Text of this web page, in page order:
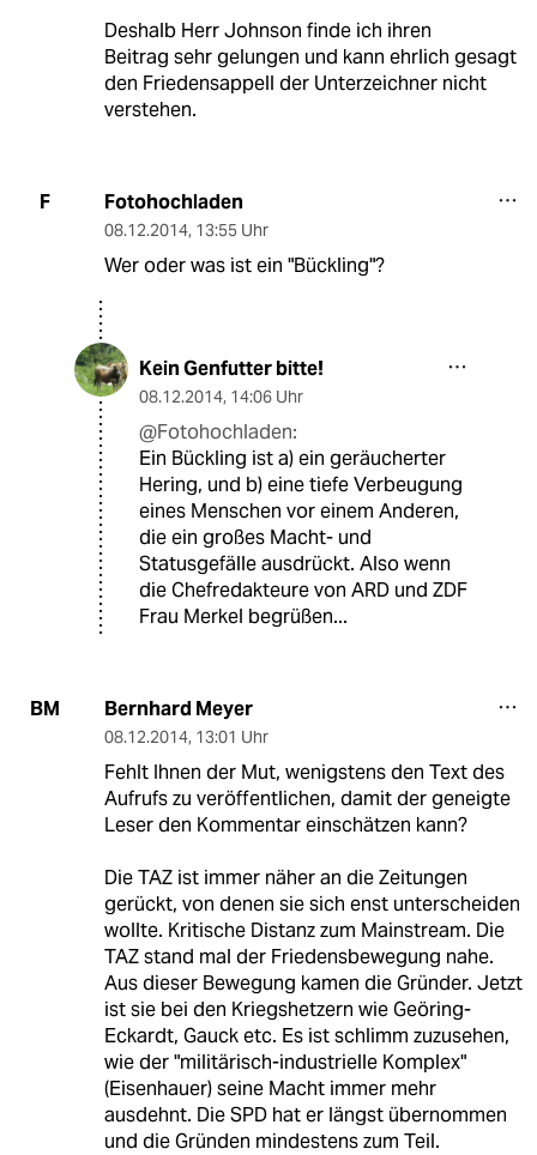
Deshalb Herr Johnson finde ich ihren
Beitrag sehr gelungen und kann ehrlich gesagt
den Friedensappell der Unterzeichner nicht
verstehen.
F Fotohochladen
08.12.2014, 13:55 Uhr
Wer oder was ist ein "Bückling"?
Kein Genfutter bitte!
08.12.2014, 14:06 Uhr
@Fotohochladen:
Ein Bückling ist a) ein geräucherter
Hering, und b) eine tiefe Verbeugung
eines Menschen vor einem Anderen,
die ein großes Macht- und
Statusgefälle ausdrückt. Also wenn
die Chefredakteure von ARD und ZDF
Frau Merkel begrüßen...
BM Bernhard Meyer
08.12.2014, 13:01 Uhr
Fehlt Ihnen der Mut, wenigstens den Text des
Aufrufs zu veröffentlichen, damit der geneigte
Leser den Kommentar einschätzen kann?
Die TAZ ist immer näher an die Zeitungen
gerückt, von denen sie sich enst unterscheiden
wollte. Kritische Distanz zum Mainstream. Die
TAZ stand mal der Friedensbewegung nahe.
Aus dieser Bewegung kamen die Gründer. Jetzt
ist sie bei den Kriegshetzern wie Geöring-
Eckardt, Gauck etc. Es ist schlimm zuzusehen,
wie der "militärisch-industrielle Komplex"
(Eisenhauer) seine Macht immer mehr
ausdehnt. Die SPD hat er längst übernommen
und die Gründen mindestens zum Teil.